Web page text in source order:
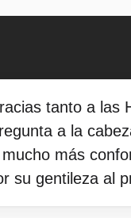
tanto a
a la
más
su gentileza al